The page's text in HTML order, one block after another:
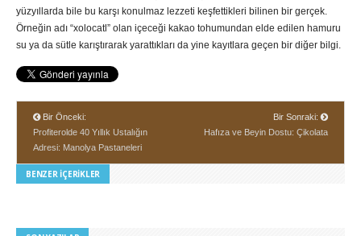
yüzyıllarda bile bu karşı konulmaz lezzeti keşfettikleri bilinen bir gerçek.
Örneğin adı “xolocatl” olan içeceği kakao tohumundan elde edilen hamuru
su ya da sütle karıştırarak yarattıkları da yine kayıtlara geçen bir diğer bilgi.
Bir Önceki:
Profiterolde 40 Yıllık Ustalığın
Adresi: Manolya Pastaneleri
Bir Sonraki:
Hafıza ve Beyin Dostu: Çikolata
BENZER İÇERIKLER